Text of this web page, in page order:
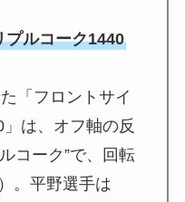
プルコーク1440
「フロントサイ
は、オフ軸の反
コーク”で、回転
。平野選手は